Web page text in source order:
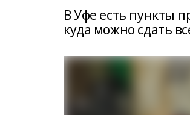
В Уфе есть пункты
куда можно сдать